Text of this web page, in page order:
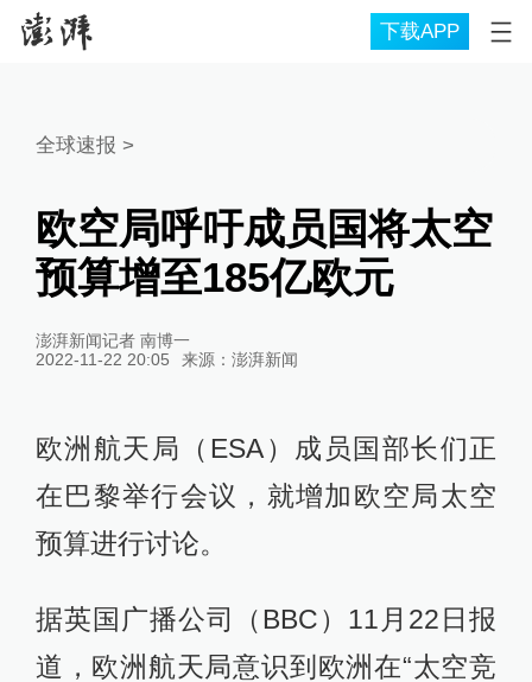
下载APP
全球速报 >
欧空局呼吁成员国将太空
预算增至185亿欧元
澎湃新闻记者 南博一
2022-11-22 20:05
来源： 澎湃新闻
欧洲航天局（ESA）成员国部长们正
在巴黎举行会议，就增加欧空局太空
预算进行讨论。
据英国广播公司（BBC）11月22日报
道，欧洲航天局意识到欧洲在“太空竞